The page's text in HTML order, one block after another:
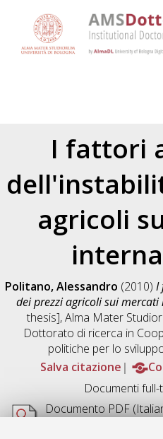
I fattori
agricoli
Politano, Alessandro (2010)I
dei prezzi agricoli sui
thesis], Alma Mater
Dottorato di ricerca in
politiche per lo
Salva citazione
Documenti
Documento PDF